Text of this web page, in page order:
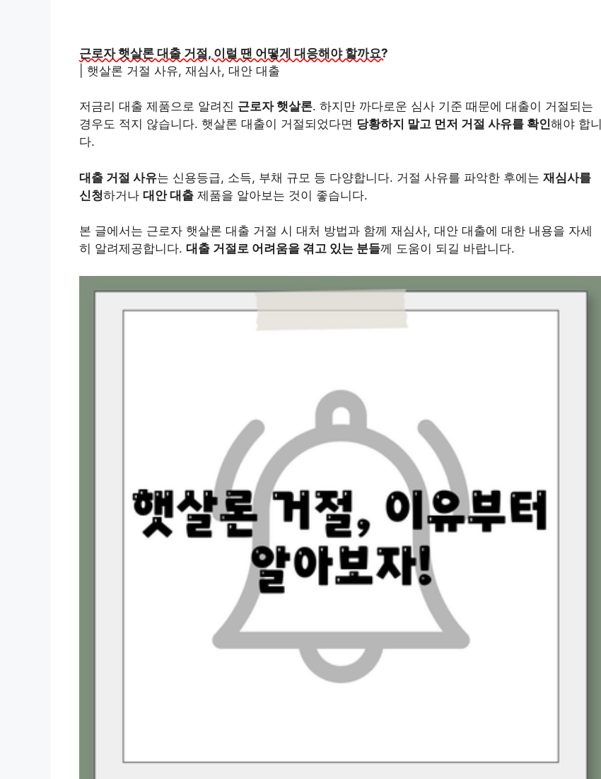
근로자 햇살론 대출 거절, 이럴 땐 어떻게 대응해야 할까요?
| 햇살론 거절 사유, 재심사, 대안 대출
저금리 대출 제품으로 알려진 근로자 햇살론. 하지만 까다로운 심사 기준 때문에 대출이 거절되는
경우도 적지 않습니다. 햇살론 대출이 거절되었다면 당황하지 말고 먼저 거절 사유를 확인해야 합니
다.
대출 거절 사유는 신용등급, 소득, 부채 규모 등 다양합니다. 거절 사유를 파악한 후에는 재심사를
신청하거나 대안 대출 제품을 알아보는 것이 좋습니다.
본 글에서는 근로자 햇살론 대출 거절 시 대처 방법과 함께 재심사, 대안 대출에 대한 내용을 자세
히 알려제공합니다. 대출 거절로 어려움을 겪고 있는 분들께 도움이 되길 바랍니다.